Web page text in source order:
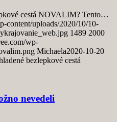
cestá NOVALIM? Tento…
content/uploads/2020/10/10-
1489 2000
wp-
Michaela2020-10-20
bezlepkové cestá
nevedeli